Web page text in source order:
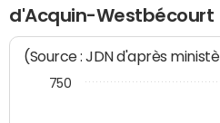
d'Acquin-Westbécourt
(Source : JDN d'après
750